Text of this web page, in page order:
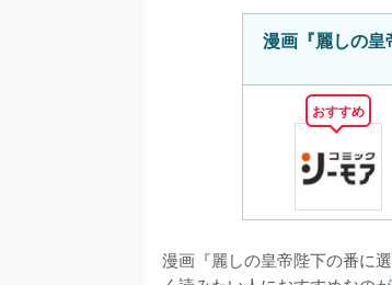
漫画『麗しの
おすすめ
漫画『麗しの皇帝陛下の番に